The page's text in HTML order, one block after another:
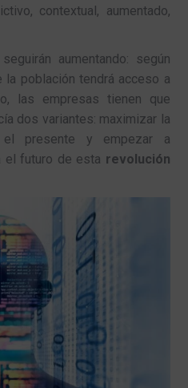
contextual, aumentado,
aumentando: según
población tendrá acceso a
las empresas tienen que
dos variantes: maximizar la
presente y empezar a
el futuro de esta revolución